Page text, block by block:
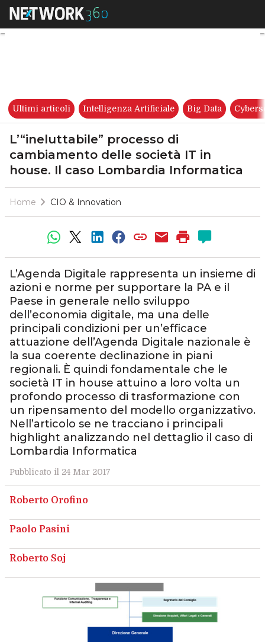
L’“ineluttabile” processo di
Ultimi articoli Intelligenza Artificiale Big Data
L’“ineluttabile” processo di
cambiamento delle società IT in
house. Il caso Lombardia Informatica
Home CIO & Innovation
L’Agenda Digitale rappresenta un insieme di
azioni e norme per supportare la PA e il
Paese in generale nello sviluppo
dell’economia digitale, ma una delle
principali condizioni per un’efficace
attuazione dell’Agenda Digitale nazionale è
la sua coerente declinazione in piani
regionali. È quindi fondamentale che le
società IT in house attuino a loro volta un
profondo processo di trasformazione con
un ripensamento del modello organizzativo.
Nell’articolo se ne tracciano i principali
highlight analizzando nel dettaglio il caso di
Lombardia Informatica
Pubblicato il 24 Mar 2017
Roberto Orofino
Paolo Pasini
Roberto Soj